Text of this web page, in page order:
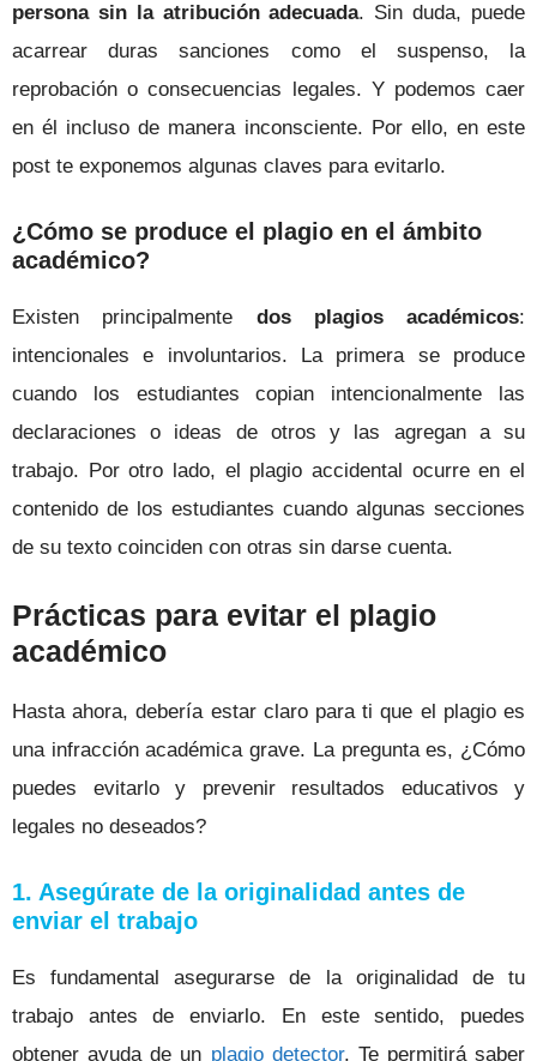
persona sin la atribución adecuada. Sin duda, puede
acarrear duras sanciones como el suspenso, la
reprobación o consecuencias legales. Y podemos caer
en él incluso de manera inconsciente. Por ello, en este
post te exponemos algunas claves para evitarlo.
¿Cómo se produce el plagio en el ámbito
académico?
Existen principalmente dos plagios académicos:
intencionales e involuntarios. La primera se produce
cuando los estudiantes copian intencionalmente las
declaraciones o ideas de otros y las agregan a su
trabajo. Por otro lado, el plagio accidental ocurre en el
contenido de los estudiantes cuando algunas secciones
de su texto coinciden con otras sin darse cuenta.
Prácticas para evitar el plagio
académico
Hasta ahora, debería estar claro para ti que el plagio es
una infracción académica grave. La pregunta es, ¿Cómo
puedes evitarlo y prevenir resultados educativos y
legales no deseados?
1. Asegúrate de la originalidad antes de
enviar el trabajo
Es fundamental asegurarse de la originalidad de tu
trabajo antes de enviarlo. En este sentido, puedes
obtener ayuda de un plagio detector. Te permitirá saber